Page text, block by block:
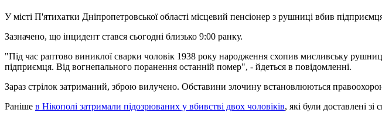
У місті П'ятихатки Дніпропетровської області місцевий пенсіонер з рушниці вбив
Зазначено, що інцидент стався сьогодні близько 9:00 ранку.
"Під час раптово виниклої сварки чоловік 1938 року народження схопив мисливську
підприємця. Від вогнепального поранення останній помер", - йдеться в повідомленні.
Зараз стрілок затриманий, зброю вилучено. Обставини злочину встановлюються
Раніше в Нікополі затримали підозрюваних у вбивстві двох чоловіків, які були доставлені